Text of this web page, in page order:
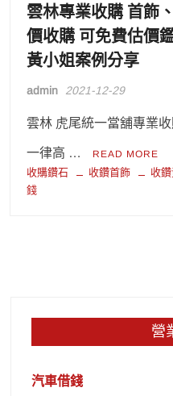
雲林專業收購 首飾
價收購 可免費估價
黃小姐案例分享
admin 2021-12-29
雲林 虎尾統一當舖專業
一律高 … READ MORE
收購鑽石 收鑽首飾 收
錢
營
汽車借錢